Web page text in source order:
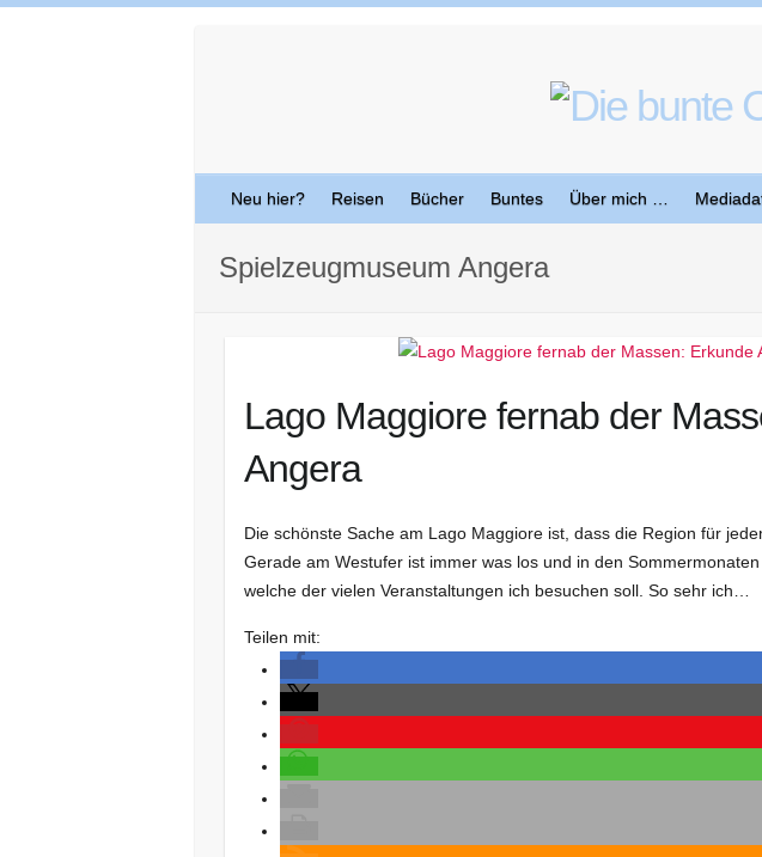
Neu hier? Reisen Bücher Buntes Über mich …
Spielzeugmuseum Angera
Lago Maggiore fernab der
Angera
Die schönste Sache am Lago Maggiore ist, dass die Region für
Gerade am Westufer ist immer was los und in den
welche der vielen Veranstaltungen ich besuchen soll. So sehr ich…
Teilen mit: